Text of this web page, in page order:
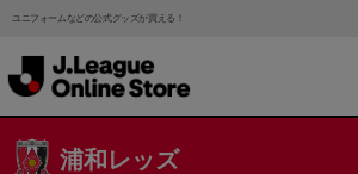
ユニフォームなどの公式グッズが買える！
浦和レッズ